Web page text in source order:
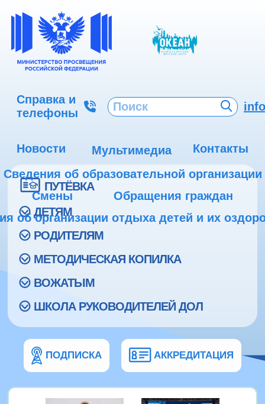
Справка и
телефоны
Новости Мультимедиа
Контакты
Сведения об образовательной организации
Смены
Обращения граждан
об организации отдыха детей и их
ПУТЁВКА
ДЕТЯМ
РОДИТЕЛЯМ
МЕТОДИЧЕСКАЯ КОПИЛКА
ВОЖАТЫМ
ШКОЛА РУКОВОДИТЕЛЕЙ ДОЛ
ПОДПИСКА АККРЕДИТАЦИЯ